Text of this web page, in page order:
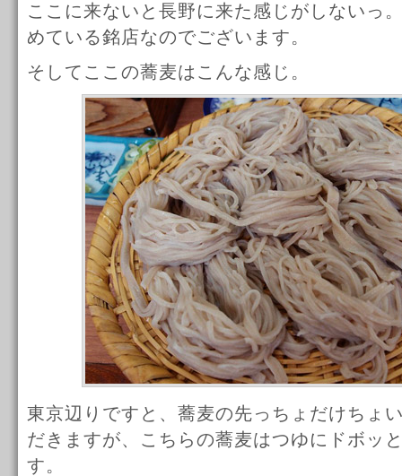
ここに来ないと長野に来た感じがしないっ
めている銘店なのでございます。
そしてここの蕎麦はこんな感じ。
東京辺りですと、蕎麦の先っちょだけちょ
だきますが、こちらの蕎麦はつゆにドボッ
す。